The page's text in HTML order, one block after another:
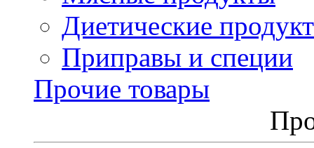
Диетические
Приправы и специи
Прочие товары